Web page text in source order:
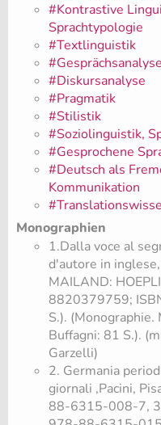
#Kontrastive
Sprachtypologie
#Textlinguistik
#Gesprächsanalyse
#Diskursanalyse
#Pragmatik
#Stilistik
#Soziolinguistik,
#Gesprochene
#Deutsch als
Kommunikation
Monographien
1.Dalla voce al
d'autore in
MAILAND:
8820379759;
S.).
Buffagni: 81 S.).
Garzelli)
2. Germania
giornali ,Pacini,
88-6315-008-7,